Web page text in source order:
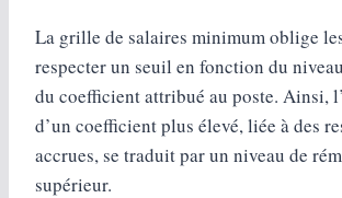
La grille de salaires minimum oblige
respecter un seuil en fonction du
du coefficient attribué au poste. Ainsi,
d’un coefficient plus élevé, liée à des
accrues, se traduit par un niveau de
supérieur.